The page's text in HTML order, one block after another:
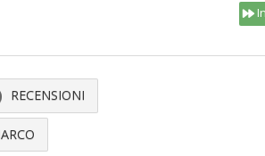
RECENSIONI